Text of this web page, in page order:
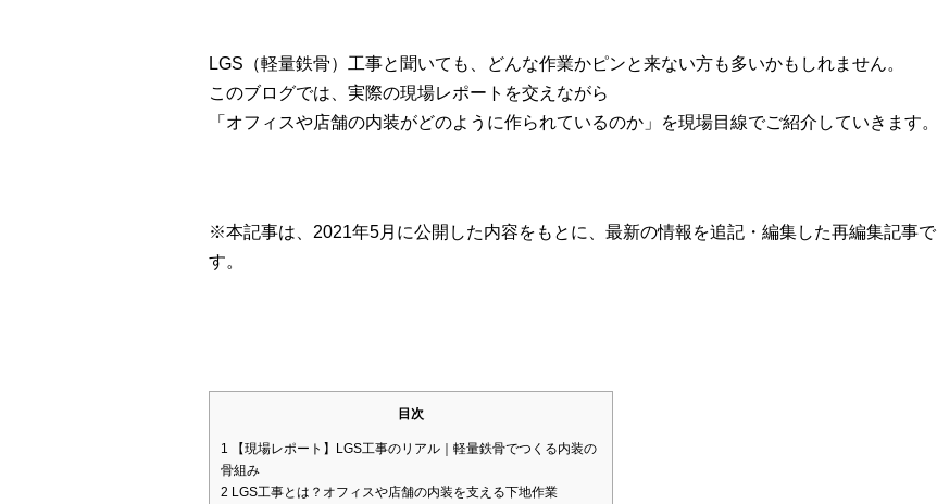
LGS（軽量鉄骨）工事と聞いても、どんな作業かピンと来ない方も多いかもしれません。
このブログでは、実際の現場レポートを交えながら
「オフィスや店舗の内装がどのように作られているのか」を現場目線でご紹介していきます。
※本記事は、2021年5月に公開した内容をもとに、最新の情報を追記・編集した再編集記事で
す。
目次
1 【現場レポート】LGS工事のリアル｜軽量鉄骨でつくる内装の
骨組み
2 LGS工事とは？オフィスや店舗の内装を支える下地作業